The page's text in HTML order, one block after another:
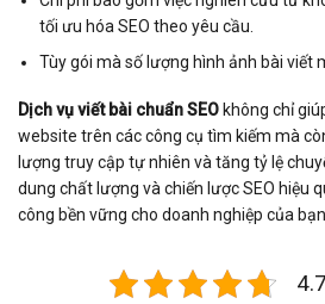
tối ưu hóa SEO theo yêu cầu.
Tùy gói mà số lượng hình ảnh bài viết
Dịch vụ viết bài chuẩn SEO không chỉ
website trên các công cụ tìm kiếm mà
lượng truy cập tự nhiên và tăng tỷ lệ
dung chất lượng và chiến lược SEO hiệu
công bền vững cho doanh nghiệp của